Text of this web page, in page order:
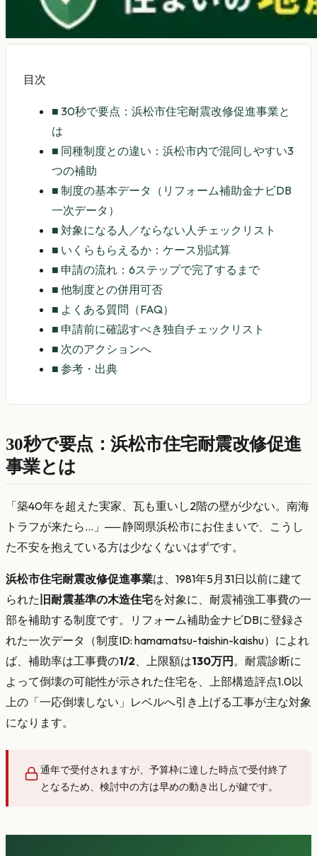
目次
■ 30秒で要点：浜松市住宅耐震改修促進事業と
は
■ 同種制度との違い：浜松市内で混同しやすい3
つの補助
■ 制度の基本データ（リフォーム補助金ナビDB
一次データ）
■ 対象になる人／ならない人チェックリスト
■ いくらもらえるか：ケース別試算
■ 申請の流れ：6ステップで完了するまで
■ 他制度との併用可否
■ よくある質問（FAQ）
■ 申請前に確認すべき独自チェックリスト
■ 次のアクションへ
■ 参考・出典
30秒で要点：浜松市住宅耐震改修促進
事業とは
「築40年を超えた実家、瓦も重いし2階の壁が少ない。南海
トラフが来たら…」── 静岡県浜松市にお住まいで、こうし
た不安を抱えている方は少なくないはずです。
浜松市住宅耐震改修促進事業は、1981年5月31日以前に建て
られた 旧耐震基準の木造住宅を対象に、耐震補強工事費の一
部を補助する制度です。リフォーム補助金ナビDBに登録さ
れた一次データ（制度ID: hamamatsu-taishin-kaishu）によれ
ば、補助率は工事費の1/2 、上限額は130万円。耐震診断に
よって倒壊の可能性が示された住宅を、上部構造評点1.0以
上の「一応倒壊しない」レベルへ引き上げる工事が主な対象
になります。
通年で受付されますが、予算枠に達した時点で受付終了
となるため、検討中の方は早めの動き出しが鍵です。